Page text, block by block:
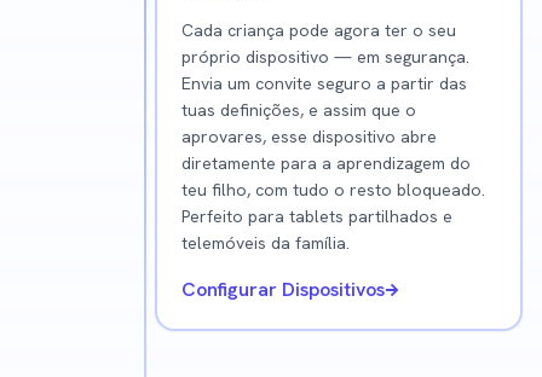
Cada criança pode agora ter o seu
próprio dispositivo — em segurança.
Envia um convite seguro a partir das
tuas definições, e assim que o
aprovares, esse dispositivo abre
diretamente para a aprendizagem do
teu filho, com tudo o resto bloqueado.
Perfeito para tablets partilhados e
telemóveis da família.
Configurar Dispositivos